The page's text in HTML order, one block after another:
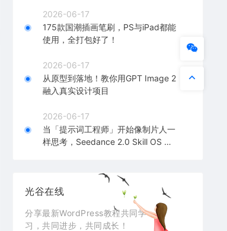
2026-06-17
175款国潮插画笔刷，PS与iPad都能
使用，全打包好了！
2026-06-17
从原型到落地！教你用GPT Image 2
融入真实设计项目
2026-06-17
当「提示词工程师」开始像制片人一
样思考，Seedance 2.0 Skill OS 深
光谷在线
分享最新WordPress教程共同学
习，共同进步，共同成长！